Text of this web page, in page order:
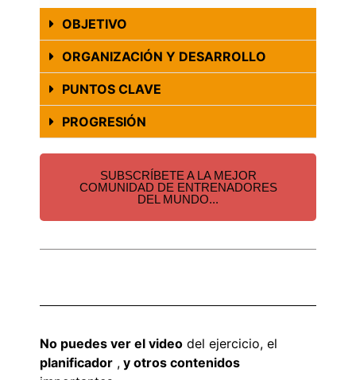
OBJETIVO
ORGANIZACIÓN Y DESARROLLO
PUNTOS CLAVE
PROGRESIÓN
SUBSCRÍBETE A LA MEJOR
COMUNIDAD DE ENTRENADORES
DEL MUNDO...
No puedes ver el video del ejercicio, el
planificador , y otros contenidos